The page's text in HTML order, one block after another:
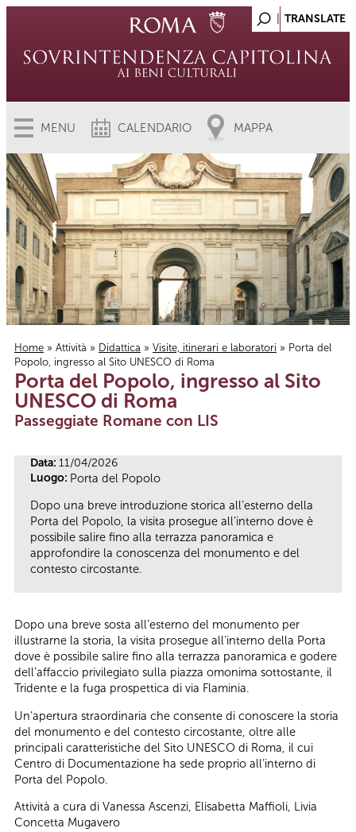
MENU CALENDARIO MAPPA
Tu sei qui
Home » Attività » Didattica » Visite, itinerari e laboratori » Porta del
Popolo, ingresso al Sito UNESCO di Roma
Porta del Popolo, ingresso al Sito
UNESCO di Roma
Passeggiate Romane con LIS
Data: 11/04/2026
Luogo: Porta del Popolo
Dopo una breve introduzione storica all’esterno della
Porta del Popolo, la visita prosegue all’interno dove è
possibile salire fino alla terrazza panoramica e
approfondire la conoscenza del monumento e del
contesto circostante.
Dopo una breve sosta all’esterno del monumento per
illustrarne la storia, la visita prosegue all’interno della Porta
dove è possibile salire fino alla terrazza panoramica e godere
dell’affaccio privilegiato sulla piazza omonima sottostante, il
Tridente e la fuga prospettica di via Flaminia.
Un’apertura straordinaria che consente di conoscere la storia
del monumento e del contesto circostante, oltre alle
principali caratteristiche del Sito UNESCO di Roma, il cui
Centro di Documentazione ha sede proprio all’interno di
Porta del Popolo.
Attività a cura di Vanessa Ascenzi, Elisabetta Maffioli, Livia
Concetta Mugavero